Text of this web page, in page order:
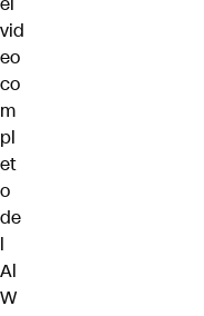
vid
eo
co
m
pl
et
o
de
l
Al
W